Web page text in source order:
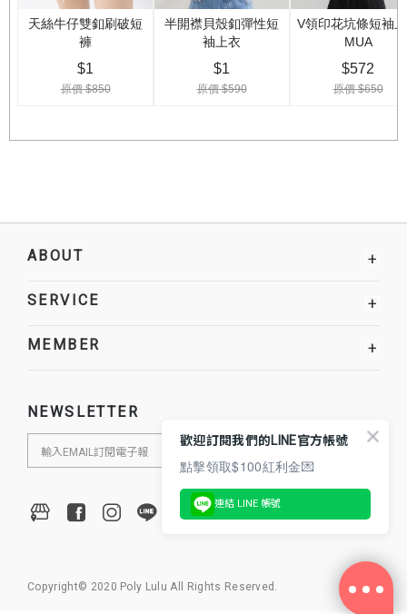
ABOUT +
SERVICE +
MEMBER +
NEWSLETTER
Copyright© 2020 Poly Lulu All Rights Reserved.
歡迎訂閱我們的LINE官方帳號
點擊領取$100紅利金💌
連結 LINE 帳號